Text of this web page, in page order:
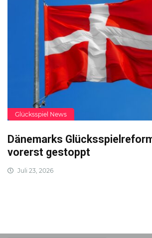
Glücksspiel News
Dänemarks
vorerst gestoppt
Juli 23, 2026